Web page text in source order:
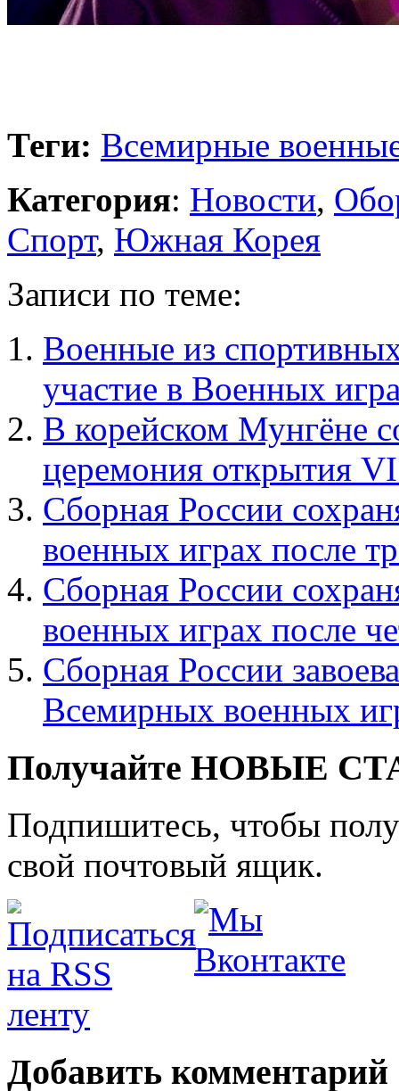
Теги: Всемирные
Категория: Новости,
Спорт, Южная Корея
Записи по теме:
Военные из
участие в Военных
В корейском Мунгёне
церемония открытия
Сборная России
военных играх после
Сборная России
военных играх после
Сборная России
Всемирных военных
Получайте НОВЫЕ
Подпишитесь, чтобы
свой почтовый ящик.
Добавить комментарий